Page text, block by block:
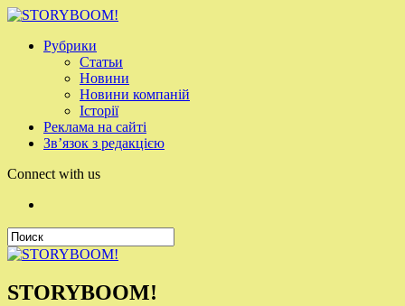
Рубрики
Статьи
Новини
Новини компаній
Історії
Реклама на сайті
Зв’язок з редакцією
Connect with us
STORYBOOM!